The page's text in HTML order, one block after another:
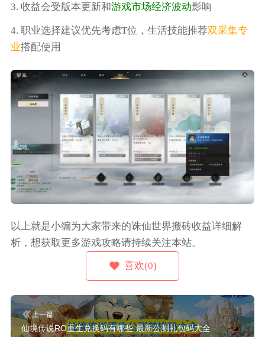
3. 收益会受版本更新和游戏市场经济波动影响
4. 职业选择建议优先考虑T位，生活技能推荐双采集专
业搭配使用
以上就是小编为大家带来的诛仙世界搬砖收益详细解
析，想获取更多游戏攻略请持续关注本站。
喜欢(0)
上一篇
仙境传说RO重生兑换码有哪些-最新公测礼包码大全